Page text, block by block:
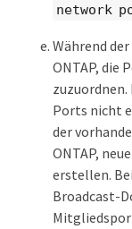
network
Während
ONTAP, die
zuzuordnen.
Ports nicht
der
ONTAP,
erstellen.
Broadcast-